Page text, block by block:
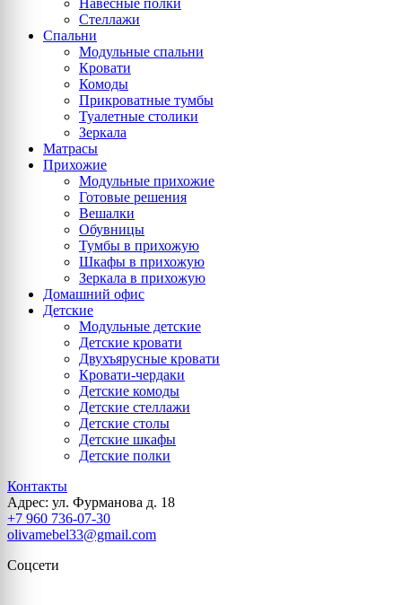
Стеллажи
Спальни
Модульные спальни
Кровати
Комоды
Прикроватные тумбы
Туалетные столики
Зеркала
Матрасы
Прихожие
Модульные прихожие
Готовые решения
Вешалки
Обувницы
Тумбы в прихожую
Шкафы в прихожую
Зеркала в прихожую
Домашний офис
Детские
Модульные детские
Детские кровати
Двухъярусные кровати
Кровати-чердаки
Детские комоды
Детские стеллажи
Детские столы
Детские шкафы
Детские полки
Контакты
Адрес: ул. Фурманова д. 18
+7 960 736-07-30
olivamebel33@gmail.com
Соцсети